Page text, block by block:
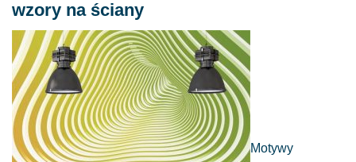
można
wybrać
na
stronie
produktu
wzory na ściany
Motywy